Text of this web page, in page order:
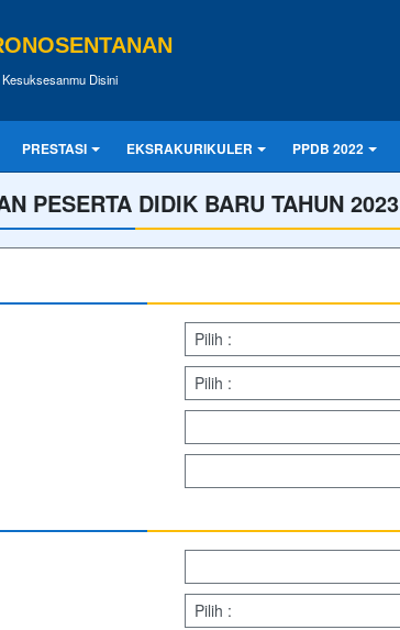
Disini
PRESTASI EKSRAKURIKULER PPDB 2022
PESERTA DIDIK BARU TAHUN 2023